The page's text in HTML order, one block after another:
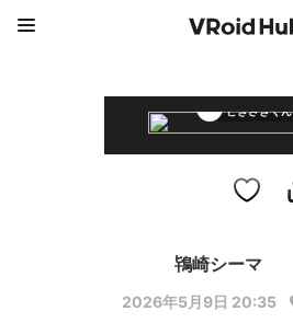
ときざきくん
鴇崎シーマ
2026年5月9日 20:35